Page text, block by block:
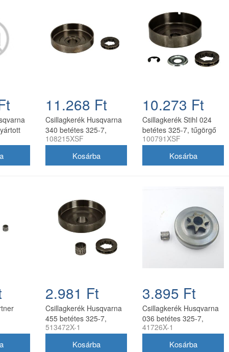
11.268 Ft
Csillagkerék Husqvarna
340 betétes 325-7,
tűgörgő nélkül oregon
108215XSF
10.273 Ft
Csillagkerék Stihl 024
betétes 325-7, tűgörgő
nélkül oregon
100791XSF
2.981 Ft
Csillagkerék Husqvarna
455 betétes 325-7,
tűgörgővel utángyártott
513472X-1
3.895 Ft
Csillagkerék Husqvarna
036 betétes 325-7,
tűgörgővel utángyártott
41726X-1